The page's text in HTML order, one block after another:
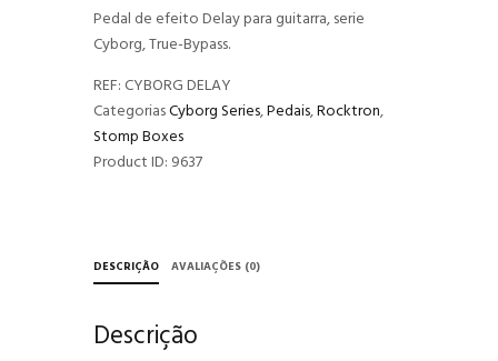
Pedal de efeito Delay para guitarra, serie
Cyborg, True-Bypass.
REF: CYBORG DELAY
CategoriasCyborg Series,Pedais,Rocktron,
Stomp Boxes
Product ID: 9637
DESCRIÇÃO AVALIAÇÕES (0)
Descrição